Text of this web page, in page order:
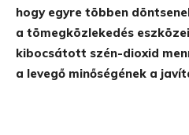
hogy egyre többen
a tömegközlekedés
kibocsátott szén-dioxid
a levegő minőségének a